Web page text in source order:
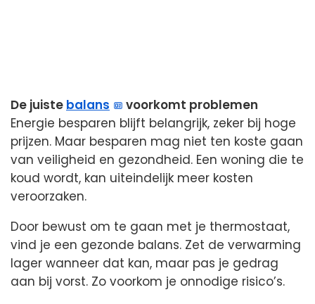
De juiste balans
voorkomt problemen
Energie besparen blijft belangrijk, zeker bij hoge
prijzen. Maar besparen mag niet ten koste gaan
van veiligheid en gezondheid. Een woning die te
koud wordt, kan uiteindelijk meer kosten
veroorzaken.
Door bewust om te gaan met je thermostaat,
vind je een gezonde balans. Zet de verwarming
lager wanneer dat kan, maar pas je gedrag
aan bij vorst. Zo voorkom je onnodige risico’s.